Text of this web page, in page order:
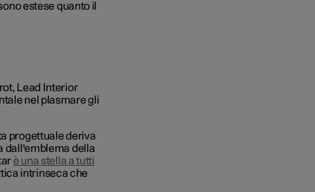
estese quanto il
Lead Interior
nel plasmare gli
progettuale deriva
dall'emblema della
è una stella a tutti
intrinseca che